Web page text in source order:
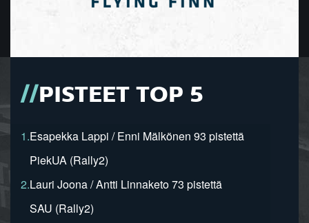
PISTEET TOP 5
1.Esapekka Lappi / Enni Mälkönen 93 pistettä
PiekUA (Rally2)
2.Lauri Joona / Antti Linnaketo 73 pistettä
SAU (Rally2)